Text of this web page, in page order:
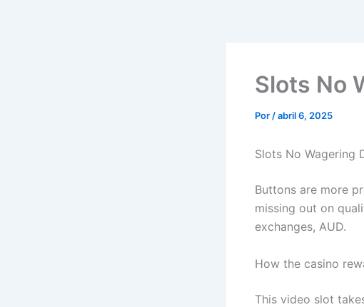
Slots No
Por /abril 6, 2025
Slots No Wagering
Buttons are more
missing out on
exchanges, AUD.
How the casino
This video slot